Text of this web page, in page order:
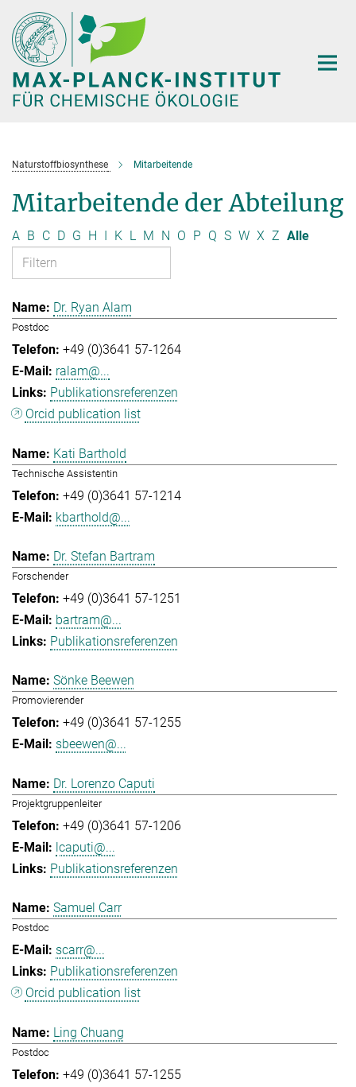
Hauptinhalt
Naturstoffbiosynthese Mitarbeitende
Mitarbeitende der Abteilung
A B C D G H I K L M N O P Q S W X Z Alle
Dr. Ryan Alam
Postdoc
+49 (0)3641 57-1264
ralam@...
Publikationsreferenzen
Orcid publication list
Kati Barthold
Technische Assistentin
+49 (0)3641 57-1214
kbarthold@...
Dr. Stefan Bartram
Forschender
+49 (0)3641 57-1251
bartram@...
Publikationsreferenzen
Sönke Beewen
Promovierender
+49 (0)3641 57-1255
sbeewen@...
Dr. Lorenzo Caputi
Projektgruppenleiter
+49 (0)3641 57-1206
lcaputi@...
Publikationsreferenzen
Samuel Carr
Postdoc
scarr@...
Publikationsreferenzen
Orcid publication list
Ling Chuang
Postdoc
+49 (0)3641 57-1255